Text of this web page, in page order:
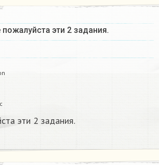
пожалуйста эти 2 задания.
эти 2 задания.